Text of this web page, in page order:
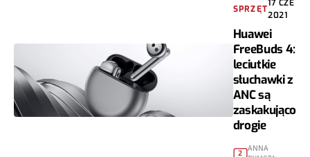
SPRZĘT
17 CZE
2021
Huawei
FreeBuds 4:
leciutkie
słuchawki z
ANC są
zaskakująco
drogie
2
ANNA